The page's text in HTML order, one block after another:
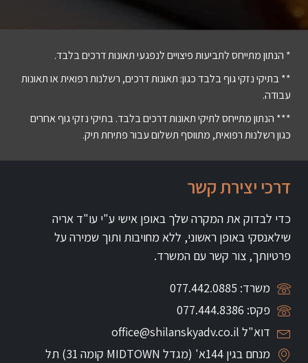
* הנתון מתייחס לתביעות פיצויים לנפגעי תאונות דרכים בלבד.
** בתיקי נזקי גוף בלבד כגון: תאונות דרכים, רשלנות רפואית או תאונות
עבודה.
*** הנתון מתייחס לתיקי תאונות דרכים בלבד. בתיקי נזקי גוף אחרים
כגון רשלנות רפואית, מתווסף תשלום עבור פתיחת תיק.
דרכי יצירת קשר
כדי לבדוק את המקרה שלך באופן אישי ע"י עו"ד אריה
שילאנסקי באופן ראשוני, ללא מחויבות ותוך שמירה על
פרטיותך, צור קשר עם המשרד.
משרד: 077.442.0885
פקס: 077.444.8386
דוא"ל office@shilanskyadv.co.il
מנחם בגין 144א' (מגדל MIDTOWN קומה 31)
תל